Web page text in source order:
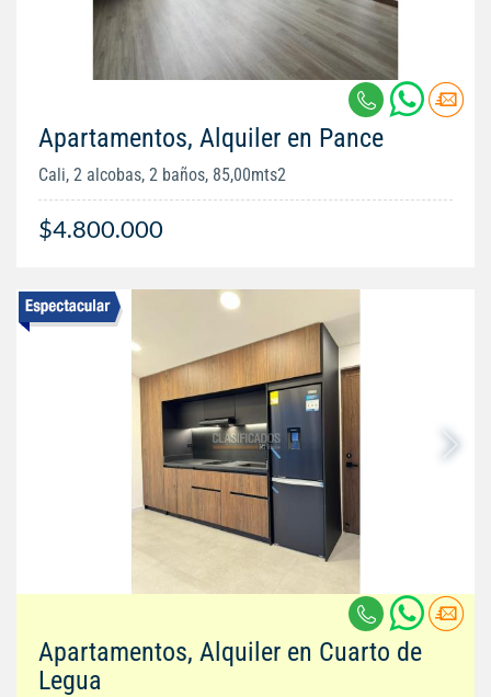
Apartamentos, Alquiler en Pance
Cali, 2 alcobas, 2 baños, 85,00mts2
$4.800.000
Apartamentos, Alquiler en Cuarto de
Legua